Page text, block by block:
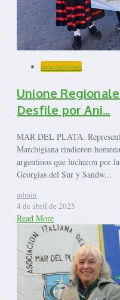
asociaciones
Unione
Desfile por Ani...
MAR DEL PLATA.
Marchigiana rindieron
argentinos que lucharon por
Georgias del Sur y Sandw...
admin
4 de abril de 2025
Read More